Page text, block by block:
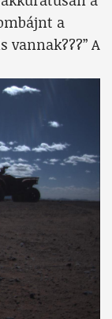
a
vannak???” A